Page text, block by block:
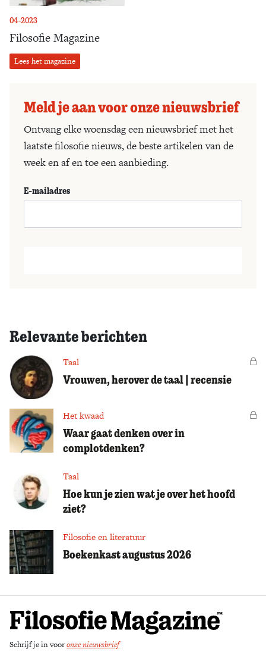
04-2023
Filosofie Magazine
Lees het magazine
Meld je aan voor onze nieuwsbrief
Ontvang elke woensdag een nieuwsbrief met het
laatste filosofie nieuws, de beste artikelen van de
week en af en toe een aanbieding.
E-mailadres
Relevante berichten
Taal
Vrouwen, herover de taal | recensie
Het kwaad
Waar gaat denken over in
complotdenken?
Taal
Hoe kun je zien wat je over het hoofd
ziet?
Filosofie en literatuur
Boekenkast augustus 2026
Schrijf je in vooronze nieuwsbrief